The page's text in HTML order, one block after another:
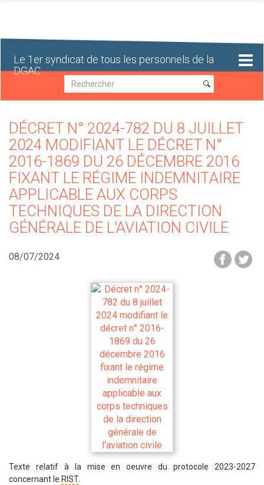
Le 1er syndicat de tous les personnels de la
DGAC
Recherche
Recherche
DÉCRET N° 2024-782 DU 8 JUILLET
2024 MODIFIANT LE DÉCRET N°
2016-1869 DU 26 DÉCEMBRE 2016
FIXANT LE RÉGIME INDEMNITAIRE
APPLICABLE AUX CORPS
TECHNIQUES DE LA DIRECTION
GÉNÉRALE DE L'AVIATION CIVILE
08/07/2024
Texte relatif à la mise en oeuvre du protocole 2023-2027
concernant le RIST.